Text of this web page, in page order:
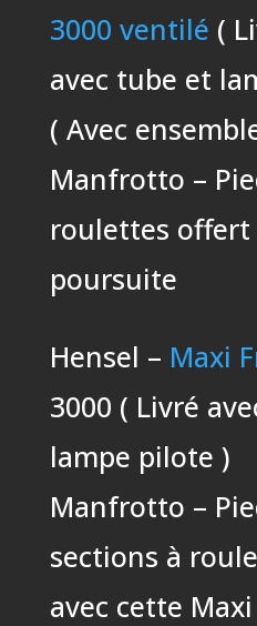
3000 ventilé (
avec tube et
( Avec
Manfrotto –
roulettes offert
poursuite
Hensel – Maxi
3000 ( Livré
lampe pilote )
Manfrotto –
sections à
avec cette